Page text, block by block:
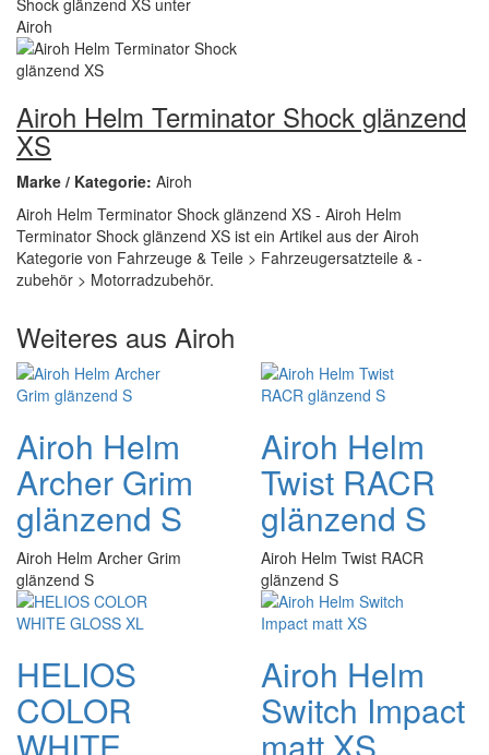
Airoh Helm Terminator Shock glänzend
XS
Marke / Kategorie: Airoh
Airoh Helm Terminator Shock glänzend XS - Airoh Helm
Terminator Shock glänzend XS ist ein Artikel aus der Airoh
Kategorie von Fahrzeuge & Teile > Fahrzeugersatzteile & -
zubehör > Motorradzubehör.
Weiteres aus Airoh
Airoh Helm
Archer Grim
glänzend S
Airoh Helm Archer Grim
glänzend S
Airoh Helm
Twist RACR
glänzend S
Airoh Helm Twist RACR
glänzend S
HELIOS
COLOR
Airoh Helm
Switch Impact